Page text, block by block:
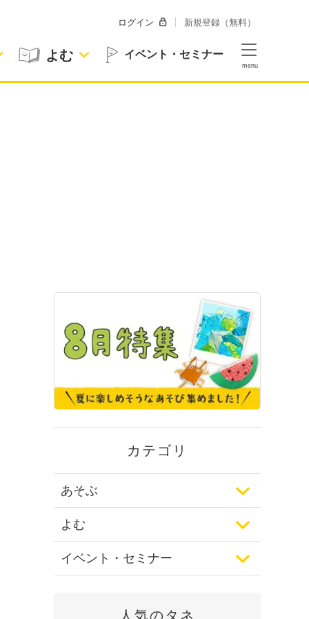
よむ イベント・セミナー
ログイン 新規登録（無料）
カテゴリ
あそぶ
よむ
イベント・セミナー
人気のタネ